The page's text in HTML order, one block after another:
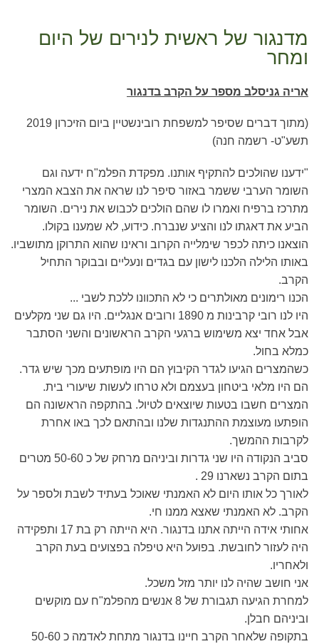
מדנגור של ראשית לנירים של היום
ומחר
אריה גניסלב מספר על הקרב בדנגור
(מתוך דברים שסיפר למשפחת רובינשטיין ביום הזיכרון 2019
תשע"ט- רשמה חנה)
"ידענו שהולכים להתקיף אותנו. מפקדת הפלמ"ח ידעה וגם
השומר הערבי ששמר באזור סיפר לנו שראה את הצבא המצרי
מתרכז ברפיח ואמרו לו שהם הולכים לכבוש את נירים. השומר
הביע את דאגתו לנו והציע שנברח. כידוע, לא שמענו בקולו.
הוצאנו כיתה לכפר שימלייה הקרוב וראינו שהוא התרוקן מתושביו.
באותו הלילה הלכנו לישון עם בגדים ונעליים ובבוקר התחיל
הקרב.
הכנו רימונים מאולתרים כי לא התכוונו ללכת לשבי .
..
היו לנו רובי קרבינות מ 1890 ורובים אנגליים. היו גם שני מקלעים
אבל אחד יצא משימוש ברגעי הקרב הראשונים והשני הסתבר
כמלא בחול.
כשהמצרים הגיעו לגדר הקיבוץ הם היו מופתעים מכך שיש גדר.
הם היו מלאי ביטחון בעצמם ולא טרחו לעשות שיעורי בית.
המצרים חשבו בטעות שיוצאים לטיול. בהתקפה הראשונה הם
הופתעו מעוצמת ההתנגדות שלנו ובהתאם לכך באו אחרת
לקרבות ההמשך.
סביב הנקודה היו שני גדרות וביניהם מרחק של כ 50-60 מטרים
בתום הקרב נשארנו 29 .
לאורך כל אותו היום לא האמנתי שאוכל בעתיד לשבת ולספר על
הקרב. לא האמנתי שאצא ממנו חי.
אחותי אידה הייתה אתנו בדנגור. היא הייתה רק בת 17 ותפקידה
היה לעזור לחובשת. בפועל היא טיפלה בפצועים בעת הקרב
ולאחריו.
אני חושב שהיה לנו יותר מזל משכל.
למחרת הגיעה תגבורת של 8 אנשים מהפלמ"ח עם מוקשים
וביניהם חבלן.
בתקופה שלאחר הקרב חיינו בדנגור מתחת לאדמה כ 50-60